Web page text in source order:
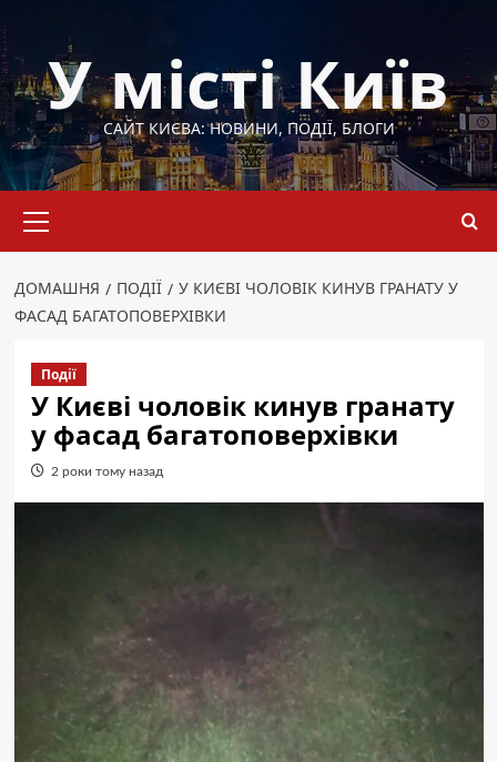
до
вмістуУ місті Київ
САЙТ КИЄВА: НОВИНИ, ПОДІЇ, БЛОГИ
меню
ДОМАШНЯ ПОДІЇ
У КИЄВІ ЧОЛОВІК КИНУВ ГРАНАТУ У
ФАСАД БАГАТОПОВЕРХІВКИ
Події
У Києві чоловік кинув гранату
у фасад багатоповерхівки
2 роки тому назад